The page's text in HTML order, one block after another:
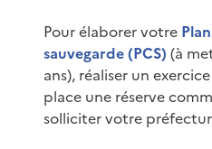
Pour élaborer votre
sauvegarde (PCS) (à
ans), réaliser un
place une réserve
solliciter votre